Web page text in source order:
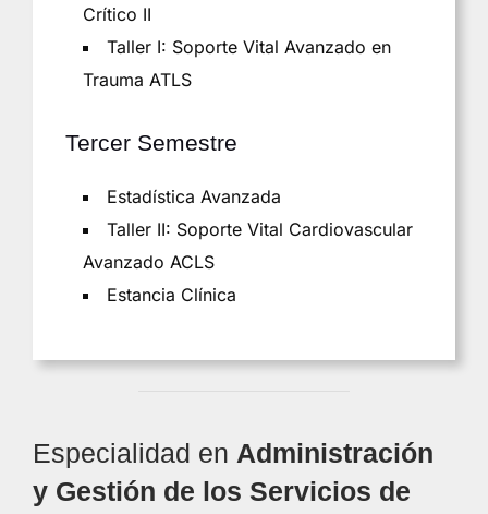
Crítico II
Taller I: Soporte Vital Avanzado en
Trauma ATLS
Tercer Semestre
Estadística Avanzada
Taller II: Soporte Vital Cardiovascular
Avanzado ACLS
Estancia Clínica
Especialidad en Administración
y Gestión de los Servicios de